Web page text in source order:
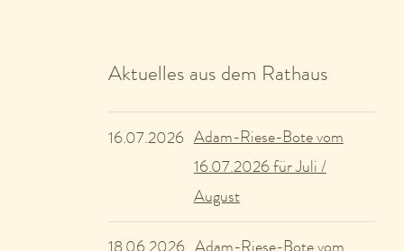
Aktuelles aus dem Rathaus
16.07.2026 Adam-Riese-Bote vom
16.07.2026 für Juli /
August
Adam-Riese-Bote vom